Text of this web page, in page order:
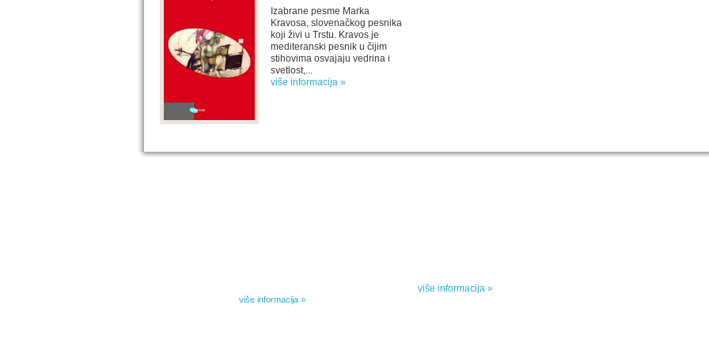
Izabrane pesme Marka
Kravosa, slovenačkog pesnika
koji živi u Trstu. Kravos je
mediteranski pesnik u čijim
stihovima osvajaju vedrina i
svetlost,...
više informacija »
više informacija »
više informacija »